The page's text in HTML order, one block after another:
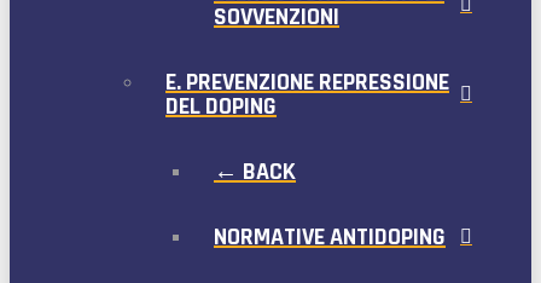
SOVVENZIONI
E. PREVENZIONE REPRESSIONE
DEL DOPING
← BACK
NORMATIVE ANTIDOPING